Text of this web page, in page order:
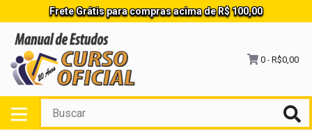
Frete Grátis para compras acima de R$ 100,00
0 - R$0,00